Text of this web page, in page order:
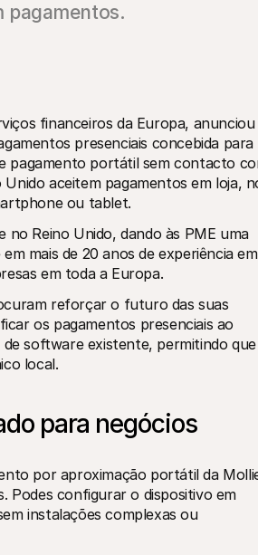
pagamentos.
financeiros da Europa, anunciou
presenciais concebida para
pagamento portátil sem contacto
aceitem pagamentos em loja,
ou tablet.
Reino Unido, dando às PME uma
mais de 20 anos de experiência em
em toda a Europa.
reforçar o futuro das suas
os pagamentos presenciais ao
software existente, permitindo que
local.
para negócios
por aproximação portátil da
Podes configurar o dispositivo em
instalações complexas ou